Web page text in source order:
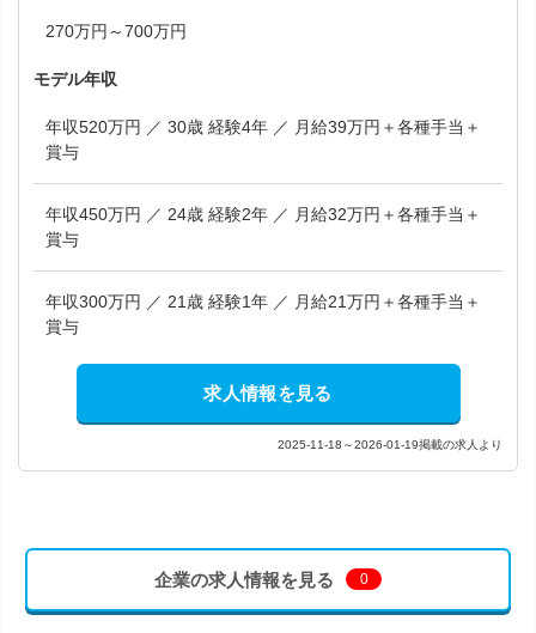
270万円～700万円
モデル年収
年収520万円 ／ 30歳 経験4年 ／ 月給39万円＋各種手当＋
賞与
年収450万円 ／ 24歳 経験2年 ／ 月給32万円＋各種手当＋
賞与
年収300万円 ／ 21歳 経験1年 ／ 月給21万円＋各種手当＋
賞与
求人情報を見る
2025-11-18～2026-01-19掲載の求人より
企業の求人情報を見る 0